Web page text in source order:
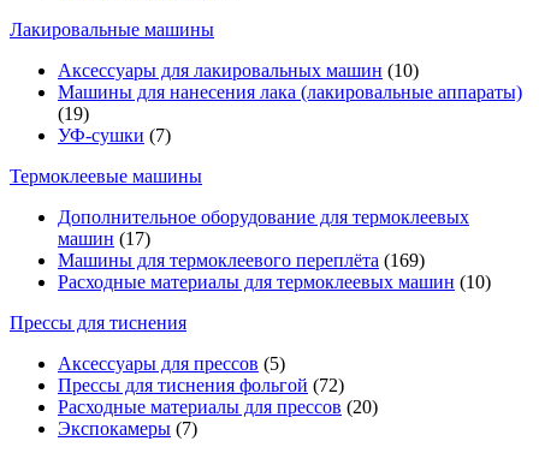
Лакировальные машины
Аксессуары для лакировальных машин (10)
Машины для нанесения лака (лакировальные аппараты)
(19)
УФ-сушки (7)
Термоклеевые машины
Дополнительное оборудование для термоклеевых
машин (17)
Машины для термоклеевого переплёта (169)
Расходные материалы для термоклеевых машин (10)
Прессы для тиснения
Аксессуары для прессов (5)
Прессы для тиснения фольгой (72)
Расходные материалы для прессов (20)
Экспокамеры (7)